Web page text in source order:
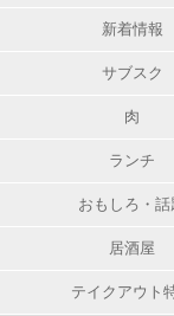
新着情報
サブスク
肉
ランチ
おもしろ・話
居酒屋
テイクアウト